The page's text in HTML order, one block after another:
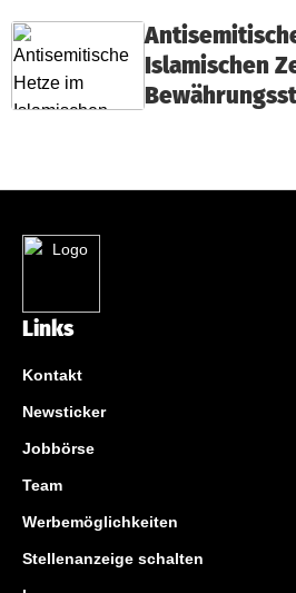
Islamischen
Links
Kontakt
Newsticker
Jobbörse
Team
Werbemöglichkeiten
Stellenanzeige schalten